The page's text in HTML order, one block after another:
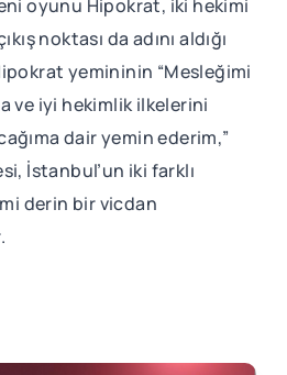
oyunu Hipokrat, iki hekimi
noktası da adını aldığı
yemininin “Mesleğimi
ve iyi hekimlik ilkelerini
dair yemin ederim,”
İstanbul’un iki farklı
derin bir vicdan